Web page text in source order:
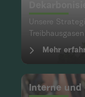
Unsere
Treibhausgasen
Mehr
Interne